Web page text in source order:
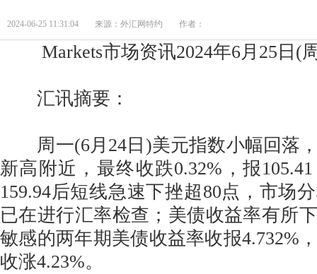
2024-06-25 11:31:04 来源：外汇网特约 作者：
Markets市场资讯2024年6月25日(
汇讯摘要：
周一(6月24日)美元指数小幅回落
新高附近，最终收跌0.32%，报
159.94后短线急速下挫超80点，市场
已在进行汇率检查；美债收益率有所
敏感的两年期美债收益率收报4.732%
收涨4.23%。